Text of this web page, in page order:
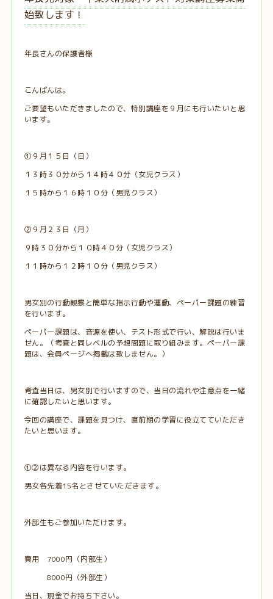
始致します！
年長さんの保護者様
こんばんは。
ご要望もいただきましたので、特別講座を９月にも行いたいと思
います。
①９月１５日（日）
１３時３０分から１４時４０分（女児クラス）
１５時から１６時１０分（男児クラス）
②９月２３日（月）
９時３０分から１０時４０分（女児クラス）
１１時から１２時１０分（男児クラス）
男女別の行動観察と簡単な指示行動や運動、ペーパー課題の練習
を行います。
ペーパー課題は、音源を使い、テスト形式で行い、解説は行いま
せん。（考査と同レベルの予想問題に取り組みます。ペーパー課
題は、会員ページへ掲載は致しません。）
考査当日は、男女別で行いますので、当日の流れや注意点を一緒
に確認したいと思います。
今回の講座で、課題を見つけ、直前期の学習に役立てていただき
たいと思います。
①②は異なる内容を行います。
男女各先着15名とさせていただきます。
外部生もご参加いただけます。
費用 7000円（内部生）
8000円（外部生）
当日、現金でお持ち下さい。